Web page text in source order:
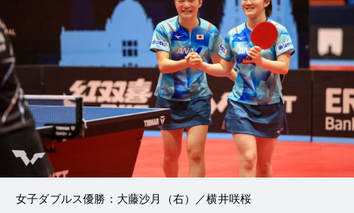
女子ダブルス優勝：大藤沙月（右）／横井咲桜